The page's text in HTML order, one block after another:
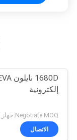
إلكترونية
الاتصال